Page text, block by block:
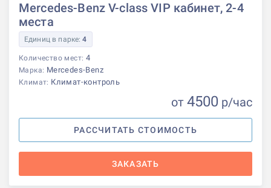
Mercedes-Benz V-class VIP кабинет, 2-4
места
Единиц в парке:4
Количество мест: 4
Марка: Mercedes-Benz
Климат: Климат-контроль
от 4500 р/час
РАССЧИТАТЬ СТОИМОСТЬ
ЗАКАЗАТЬ